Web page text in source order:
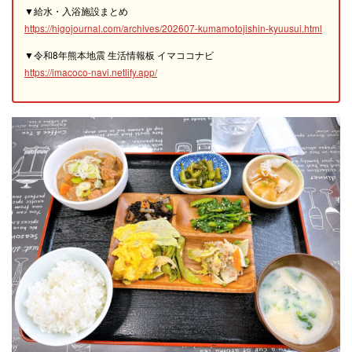
▼給水・入浴施設まとめ
https://higojournal.com/archives/202607-kumamotojishin-kyuusui.html
▼令和8年熊本地震 生活情報板 イマココナビ
https://imacoco-navi.netlify.app/